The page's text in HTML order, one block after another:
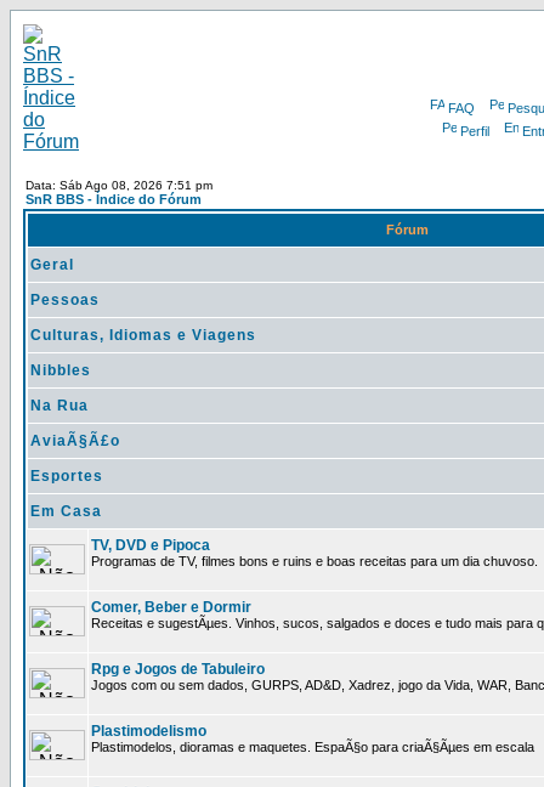
FAQ
Perfil
Data: Sáb Ago 08, 2026 7:51 pm
SnR BBS - Índice do Fórum
Fórum
Geral
Pessoas
Culturas, Idiomas e Viagens
Nibbles
Na Rua
AviaÃ§Ã£o
Esportes
Em Casa
TV, DVD e Pipoca
Programas de TV, filmes bons e ruins e boas receitas para um dia chuvoso.
Comer, Beber e Dormir
Receitas e sugestÃµes. Vinhos, sucos, salgados e doces e tudo mais para
Rpg e Jogos de Tabuleiro
Jogos com ou sem dados, GURPS, AD&D, Xadrez, jogo da Vida, WAR,
Plastimodelismo
Plastimodelos, dioramas e maquetes. EspaÃ§o para criaÃ§Ãµes em escala